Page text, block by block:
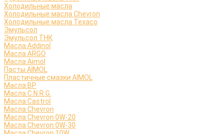
Холодильные масла
Холодильные масла Chevron
Холодильные масла Texaco
Эмульсол
Эмульсол ТНК
Масла Addinol
Масла ARGO
Масла Aimol
Пасты AIMOL
Пластичные смазки AIMOL
Масла BP
Масла C.N.R.G.
Масла Castrol
Масла Chevron
Масла Chevron 0W-20
Масла Chevron 0W-30